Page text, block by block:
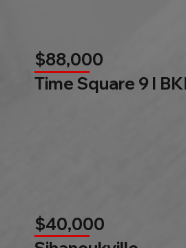
$88,000
Time Square 9 l
$40,000